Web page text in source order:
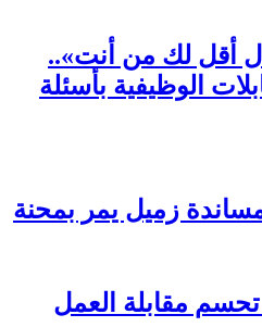
أقل لك من أنت»..
الوظيفية بأسئلة
تحسم مقابلة العمل